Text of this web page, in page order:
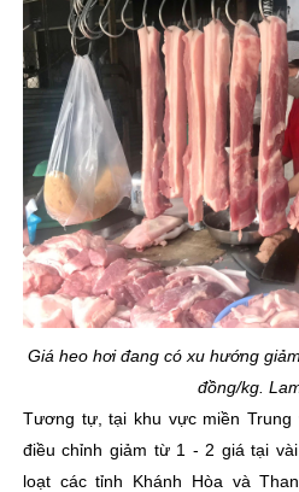
Giá heo hơi đang có xu hướng
đồng/kg.
Tương tự, tại khu vực miền
điều chỉnh giảm từ 1 - 2 giá tại
loạt các tỉnh Khánh Hòa và